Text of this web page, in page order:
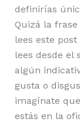
definirías
Quizá la
lees este
lees desde el
algún
gusta o
imagínate
estás en la